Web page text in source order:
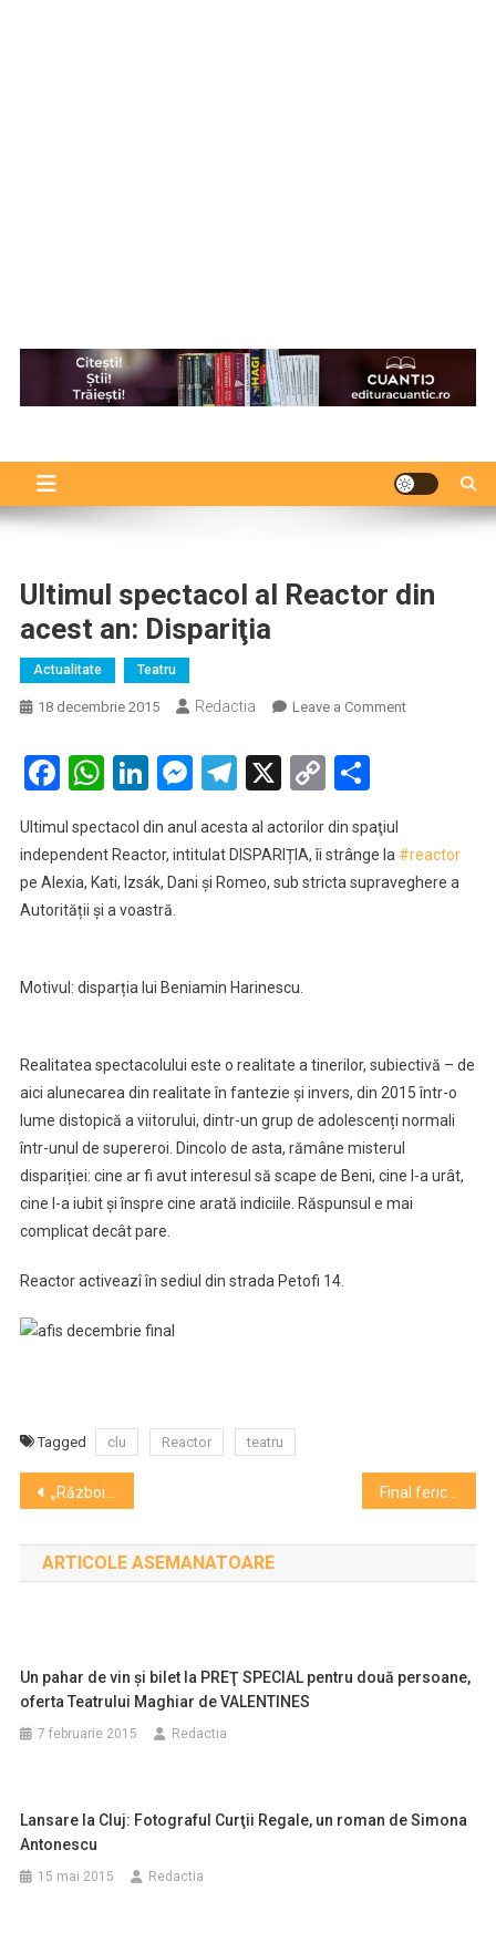
Ultimul spectacol al Reactor din
acest an: Dispariţia
Actualitate Teatru
18 decembrie 2015 Redactia Leave a Commenton
acest
an:
Facebook
WhatsApp
LinkedIn
Messenger
Telegram
X Copy
Ultimul spectacol din anul acesta al actorilor din spaţiul
independent Reactor, intitulat DISPARIȚIA, îi strânge la ‪#‎reactor‬
pe Alexia, Kati, Izsák, Dani și Romeo, sub stricta supraveghere a
Autorității și a voastră.
Motivul: disparția lui Beniamin Harinescu.
Realitatea spectacolului este o realitate a tinerilor, subiectivă – de
aici alunecarea din realitate în fantezie și invers, din 2015 într-o
lume distopică a viitorului, dintr-un grup de adolescenți normali
într-unul de supereroi. Dincolo de asta, rămâne misterul
dispariției: cine ar fi avut interesul să scape de Beni, cine l-a urât,
cine l-a iubit și înspre cine arată indiciile. Răspunsul e mai
complicat decât pare.
Reactor activeazî în sediul din strada Petofi 14.
Tagged clu Reactor teatru
Navigare
în
articole
„Războiul Stelelor 7: Trezirea Forţei” face sală plină la cinema Florin Piersic Final fericit pentru Bisericuţa arsă din Parcul Haţieganu. A fost refăcută şi inaugurată de UBB
ARTICOLE ASEMANATOARE
Un pahar de vin şi bilet la PREŢ SPECIAL pentru două persoane,
oferta Teatrului Maghiar de VALENTINES
7 februarie 2015 Redactia
Lansare la Cluj: Fotograful Curţii Regale, un roman de Simona
Antonescu
15 mai 2015 Redactia